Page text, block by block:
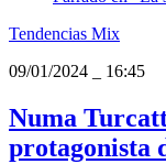
Tendencias Mix
09/01/2024
16:45
Numa
protagonista